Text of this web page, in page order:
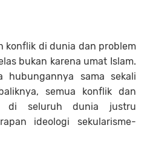
konflik di dunia dan problem
bukan karena umat Islam.
hubungannya sama sekali
semua konflik dan
di seluruh dunia justru
ideologi sekularisme-